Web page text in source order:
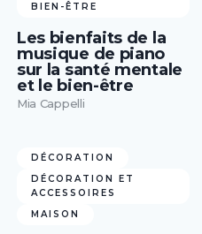
BIEN-ÊTRE
Les bienfaits de la
musique de piano
sur la santé mentale
et le bien-être
Mia Cappelli
DÉCORATION
DÉCORATION ET
ACCESSOIRES
MAISON